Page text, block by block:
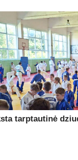
tarptautinė